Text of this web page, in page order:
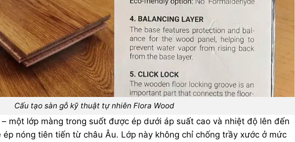
Cấu tạo sàn gỗ kỹ thuật tự nhiên Flora Wood
– một lớp màng trong suốt được ép dưới áp suất cao và nhiệt độ lên đến
ép nóng tiên tiến từ châu Âu. Lớp này không chỉ chống trầy xước ở mức